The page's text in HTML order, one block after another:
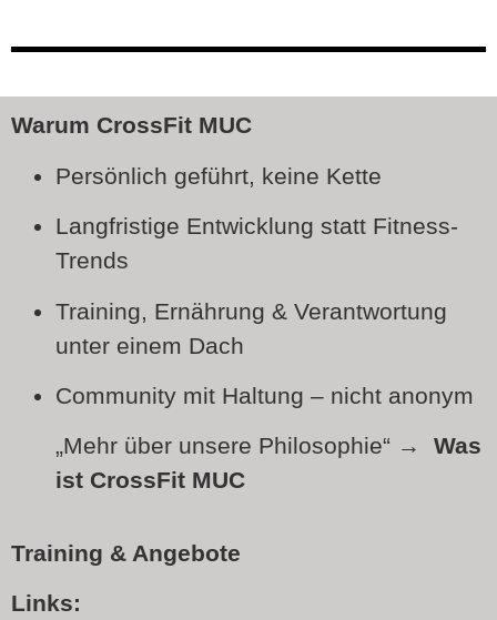
Warum CrossFit MUC
Persönlich geführt, keine Kette
Langfristige Entwicklung statt Fitness-
Trends
Training, Ernährung & Verantwortung
unter einem Dach
Community mit Haltung – nicht anonym
„Mehr über unsere Philosophie“ → Was
ist CrossFit MUC
Training & Angebote
Links: